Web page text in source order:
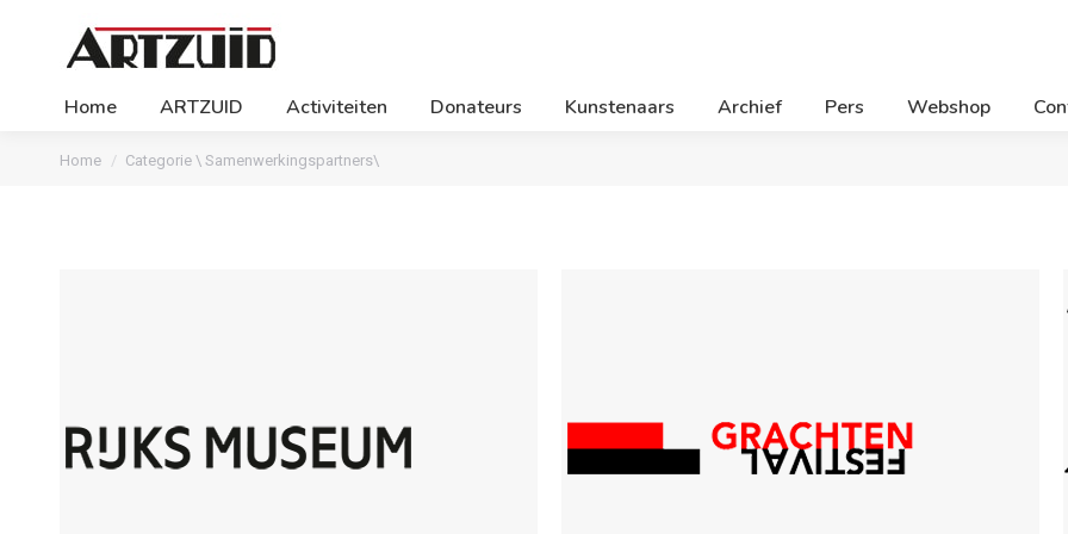
Home ARTZUID Activiteiten Donateurs Kunstenaars Archief Pers Webshop
Je bent hier:
Home Categorie \ Samenwerkingspartners\